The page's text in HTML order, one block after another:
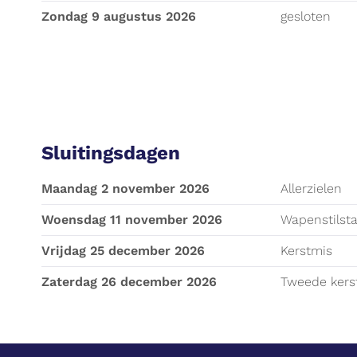
zondag 9 augustus 2026 gesloten
Sluitingsdagen
maandag 2 november 2026 Allerzielen
woensdag 11 november 2026
vrijdag 25 december 2026 Kerstmis
zaterdag 26 december 2026 Tweede